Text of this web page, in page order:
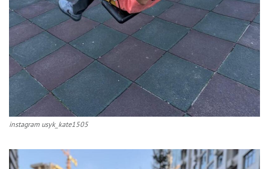
instagram usyk_kate1505